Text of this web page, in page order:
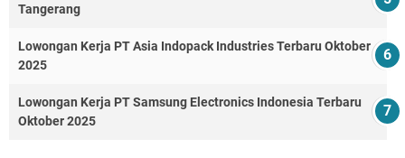
Tangerang
Lowongan Kerja PT Asia Indopack Industries Terbaru Oktober
2025
Lowongan Kerja PT Samsung Electronics Indonesia Terbaru
Oktober 2025